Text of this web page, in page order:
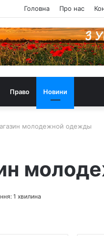
Головна Про нас
Право Новини
молодежной одежды
1 хвилина